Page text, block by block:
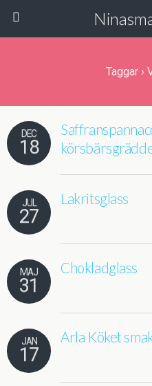
Taggar ›
DEC
18
JUL
27
Lakritsglass
MAJ
31
Chokladglass
JAN
17
Arla Köket